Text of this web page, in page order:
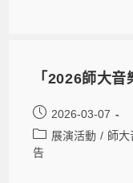
「2026師大
2026-03-07
展演活動 / 師大
告